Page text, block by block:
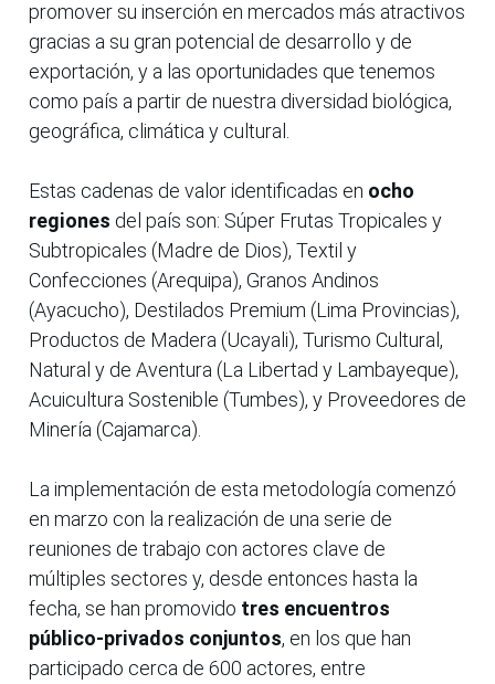
promover su inserción en mercados más atractivos
gracias a su gran potencial de desarrollo y de
exportación, y a las oportunidades que tenemos
como país a partir de nuestra diversidad biológica,
geográfica, climática y cultural.
Estas cadenas de valor identificadas en ocho
regiones del país son: Súper Frutas Tropicales y
Subtropicales (Madre de Dios), Textil y
Confecciones (Arequipa), Granos Andinos
(Ayacucho), Destilados Premium (Lima Provincias),
Productos de Madera (Ucayali), Turismo Cultural,
Natural y de Aventura (La Libertad y Lambayeque),
Acuicultura Sostenible (Tumbes), y Proveedores de
Minería (Cajamarca).
La implementación de esta metodología comenzó
en marzo con la realización de una serie de
reuniones de trabajo con actores clave de
múltiples sectores y, desde entonces hasta la
fecha, se han promovido tres encuentros
público-privados conjuntos, en los que han
participado cerca de 600 actores, entre